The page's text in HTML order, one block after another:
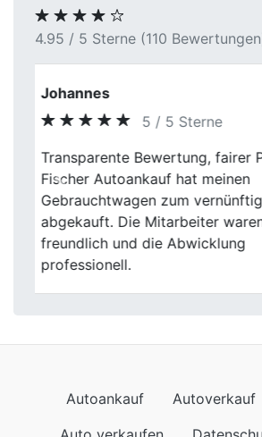
4.95 / 5 Sterne (110
Julia M.
5 / 5 Sterne
Meinen alten Wagen hier zu
eine rundum fantastische
faire Bewertung und die
Abwicklung haben mich
Previous
Auto verkaufen
Impressum